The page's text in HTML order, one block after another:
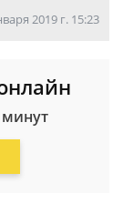
2019 г. 15:23
минут